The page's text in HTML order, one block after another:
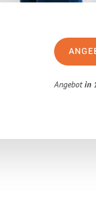
Angebotin